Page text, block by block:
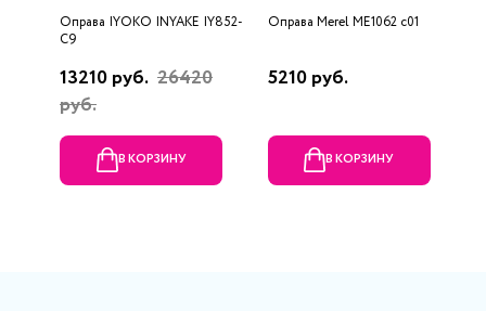
Оправа IYOKO INYAKE IY852-
C9
13210 руб. 26420
руб.
В КОРЗИНУ
Оправа Merel ME1062 c01
5210 руб.
В КОРЗИНУ